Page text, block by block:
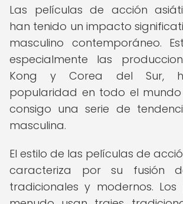
Las películas de acción
han tenido un impacto
masculino contemporáneo.
especialmente las
Kong y Corea del Sur,
popularidad en todo el
consigo una serie de
masculina.
El estilo de las películas de
caracteriza por su fusión
tradicionales y modernos. Los